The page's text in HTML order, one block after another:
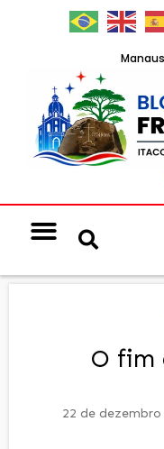
O fim
22 de dezembro